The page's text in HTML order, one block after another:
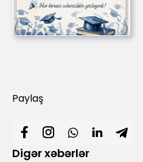
Paylaş
Digər xəbərlər